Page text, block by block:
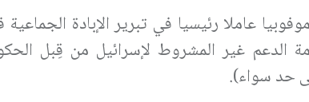
عاملا رئيسيا في تبرير الإبادة
الدعم غير المشروط لإسرائيل من قِبل
حد سواء).